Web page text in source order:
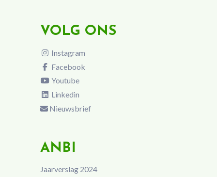
VOLG ONS
Instagram
Facebook
Youtube
Linkedin
Nieuwsbrief
ANBI
Jaarverslag 2024